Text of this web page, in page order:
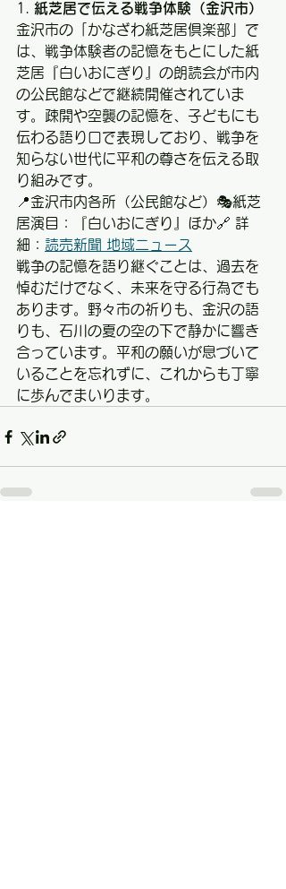
1. 紙芝居で伝える戦争体験（金沢市）
金沢市の「かなざわ紙芝居倶楽部」で
は、戦争体験者の記憶をもとにした紙
芝居『白いおにぎり』の朗読会が市内
の公民館などで継続開催されていま
す。疎開や空襲の記憶を、子どもにも
伝わる語り口で表現しており、戦争を
知らない世代に平和の尊さを伝える取
り組みです。
📍金沢市内各所（公民館など）🎭紙芝
居演目：『白いおにぎり』ほか🔗 詳
細： 読売新聞 地域ニュース
戦争の記憶を語り継ぐことは、過去を
悼むだけでなく、未来を守る行為でも
あります。野々市の祈りも、金沢の語
りも、石川の夏の空の下で静かに響き
合っています。平和の願いが息づいて
いることを忘れずに、これからも丁寧
に歩んでまいります。